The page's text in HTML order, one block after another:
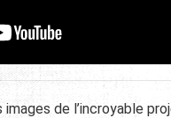
de l’incroyable